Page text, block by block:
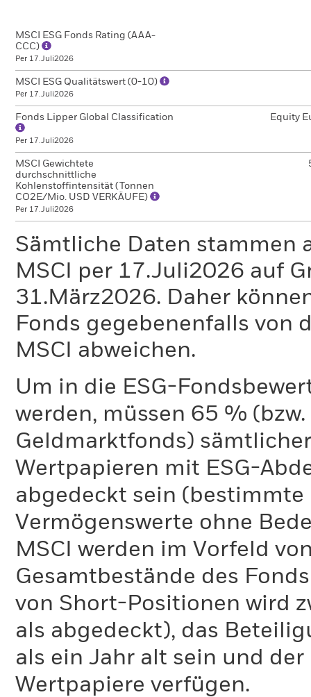
MSCI ESG Fonds Rating (AAA-
CCC)
Per 17.Juli2026
MSCI ESG Qualitätswert (0-10)
Per 17.Juli2026
Fonds Lipper Global Classification
Per 17.Juli2026
Equity
MSCI Gewichtete
durchschnittliche
Kohlenstoffintensität (Tonnen
CO2E/Mio. USD VERKÄUFE)
Per 17.Juli2026
Sämtliche Daten stammen
MSCI per 17.Juli2026 auf
31.März2026. Daher
Fonds gegebenenfalls von
MSCI abweichen.
Um in die ESG-
werden, müssen 65 %
Geldmarktfonds)
Wertpapieren mit ESG-
abgedeckt sein
Vermögenswerte ohne
MSCI werden im Vorfeld
Gesamtbestände des
von Short-Positionen wird
als abgedeckt), das
als ein Jahr alt sein und
Wertpapiere verfügen.